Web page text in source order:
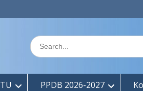
Search
for:
TU PPDB 2026-2027